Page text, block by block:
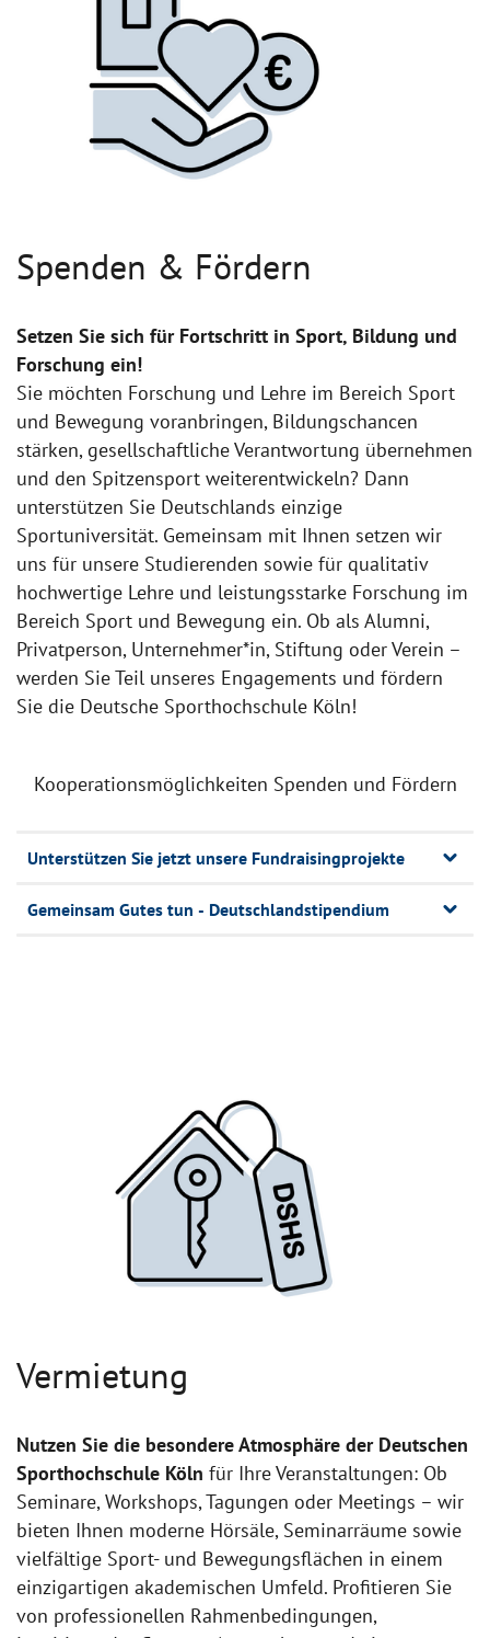
Spenden & Fördern
Setzen Sie sich für Fortschritt in Sport, Bildung und
Forschung ein!
Sie möchten Forschung und Lehre im Bereich Sport
und Bewegung voranbringen, Bildungschancen
stärken, gesellschaftliche Verantwortung übernehmen
und den Spitzensport weiterentwickeln? Dann
unterstützen Sie Deutschlands einzige
Sportuniversität. Gemeinsam mit Ihnen setzen wir
uns für unsere Studierenden sowie für qualitativ
hochwertige Lehre und leistungsstarke Forschung im
Bereich Sport und Bewegung ein. Ob als Alumni,
Privatperson, Unternehmer*in, Stiftung oder Verein –
werden Sie Teil unseres Engagements und fördern
Sie die Deutsche Sporthochschule Köln!
Kooperationsmöglichkeiten Spenden und Fördern
Unterstützen Sie jetzt unsere Fundraisingprojekte
Gemeinsam Gutes tun - Deutschlandstipendium
Vermietung
Nutzen Sie die besondere Atmosphäre der Deutschen
Sporthochschule Köln für Ihre Veranstaltungen: Ob
Seminare, Workshops, Tagungen oder Meetings – wir
bieten Ihnen moderne Hörsäle, Seminarräume sowie
vielfältige Sport- und Bewegungsflächen in einem
einzigartigen akademischen Umfeld. Profitieren Sie
von professionellen Rahmenbedingungen,